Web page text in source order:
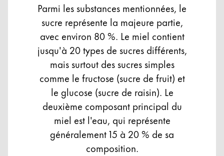
Parmi les substances mentionnées, le
sucre représente la majeure partie,
avec environ 80 %. Le miel contient
jusqu'à 20 types de sucres différents,
mais surtout des sucres simples
comme le fructose (sucre de fruit) et
le glucose (sucre de raisin). Le
deuxième composant principal du
miel est l'eau, qui représente
généralement 15 à 20 % de sa
composition.